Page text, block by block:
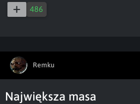
486
Remku
Największa masa